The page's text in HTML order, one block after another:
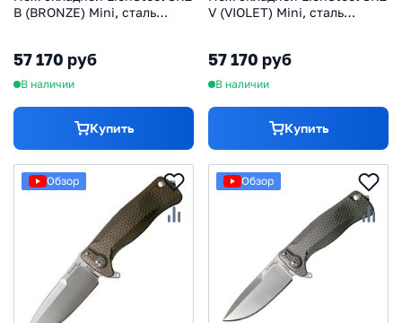
B (BRONZE) Mini, сталь
технологии Solid®,
бронзовый
57 170 руб
В наличии
Купить
V (VIOLET) Mini, сталь
технологии Solid®,
фиолетовый
57 170 руб
В наличии
Купить
Обзор Обзор